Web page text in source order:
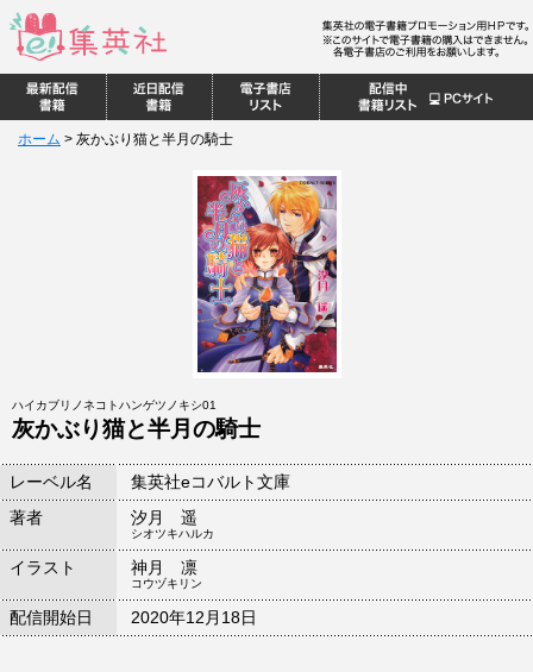
ホーム > 灰かぶり猫と半月の騎士
ハイカブリノネコトハンゲツノキシ01
灰かぶり猫と半月の騎士
レーベル名
集英社eコバルト文庫
著者
汐月 遥
シオツキハルカ
イラスト 神月 凛
コウヅキリン
配信開始日 2020年12月18日